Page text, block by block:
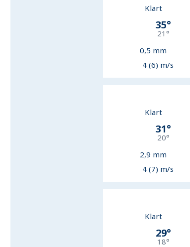
Klart
35°
21 °
0,5 mm
4 (6) m/s
Klart
31°
20°
2,9 mm
4 (7) m/s
Klart
29°
18°